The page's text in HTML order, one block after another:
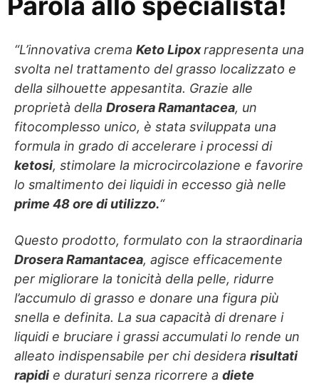
“L’innovativa crema Keto Lipoxrappresenta una
svolta nel trattamento del grasso localizzato e
della silhouette appesantita. Grazie alle
proprietà della Drosera Ramantacea, un
fitocomplesso unico, è stata sviluppata una
formula in grado di accelerare i processi di
ketosi, stimolare la microcircolazione e favorire
lo smaltimento dei liquidi in eccesso già nelle
prime 48 ore di utilizzo.“
Questo prodotto, formulato con la straordinaria
Drosera Ramantacea, agisce efficacemente
per migliorare la tonicità della pelle, ridurre
l’accumulo di grasso e donare una figura più
snella e definita. La sua capacità di drenare i
liquidi e bruciare i grassi accumulati lo rende un
alleato indispensabile per chi desidera risultati
rapidi e duraturi senza ricorrere a diete